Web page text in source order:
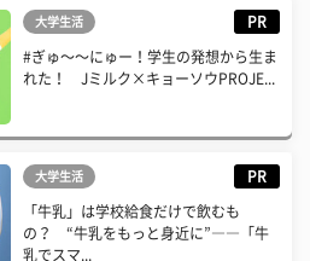
大学生活 PR
#ぎゅ〜〜にゅー！学生の発想から生ま
れた！ Jミルク×キョーソウPROJE...
大学生活 PR
「牛乳」は学校給食だけで飲むも
の？ “牛乳をもっと身近に”――「牛
乳でスマ...